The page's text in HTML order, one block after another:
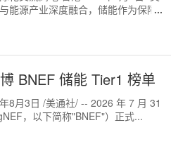
能源产业深度融合，储能作为保障
BNEF 储能 Tier1 榜单
8月3日 /美通社/ -- 2026 年 7 月 31
，以下简称"BNEF"）正式...